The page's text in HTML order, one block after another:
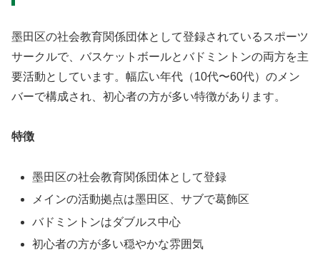
墨田区の社会教育関係団体として登録されているスポーツ
サークルで、バスケットボールとバドミントンの両方を主
要活動としています。幅広い年代（10代〜60代）のメン
バーで構成され、初心者の方が多い特徴があります。
特徴
墨田区の社会教育関係団体として登録
メインの活動拠点は墨田区、サブで葛飾区
バドミントンはダブルス中心
初心者の方が多い穏やかな雰囲気